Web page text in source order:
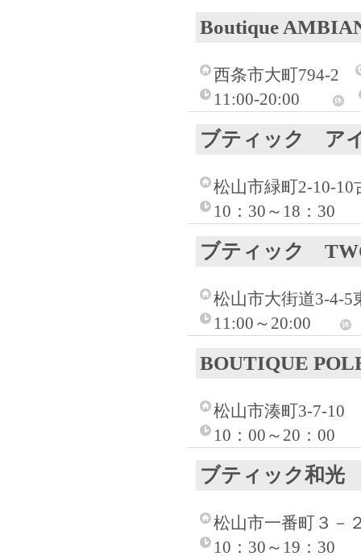
Boutique
西条市大町794-2
11:00-20:00
ブティック ア
松山市緑町2-10-
10：30～18：30
ブティック
松山市大街道3-4-5
11:00～20:00
BOUTIQUE
松山市湊町3-7-10
10：00～20：00
ブティック和光
松山市一番町３－
10：30～19：30